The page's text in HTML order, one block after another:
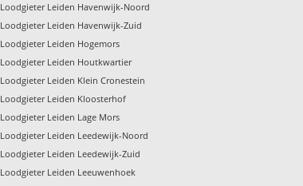
Loodgieter Leiden Havenwijk-Noord
Loodgieter Leiden Havenwijk-Zuid
Loodgieter Leiden Hogemors
Loodgieter Leiden Houtkwartier
Loodgieter Leiden Klein Cronestein
Loodgieter Leiden Kloosterhof
Loodgieter Leiden Lage Mors
Loodgieter Leiden Leedewijk-Noord
Loodgieter Leiden Leedewijk-Zuid
Loodgieter Leiden Leeuwenhoek